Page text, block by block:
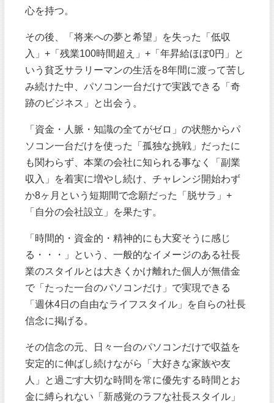
心を持つ。
その後、「将来への夢と希望」を失った「低収
入」+「残業100時間超え」+「年昇給ほぼ0円」と
いう貧乏サラリーマンの生活を8年間に渡って苦し
み続けた中、パソコン一台だけで実践できる「奇
跡のビジネス」と出会う。
「資金・人脈・知識の全てがゼロ」の状態からパ
ソコン一台だけを使った「孤独な挑戦」だったに
も関わらず、本業の会社に知られる事なく「副業
収入」を着実に増やし続け、チャレンジ開始わず
か8ヶ月という短期間で念願だった「脱サラ」+
「自分の会社設立」を果たす。
「時間的・資金的・精神的にも大変そうに感じ
る・・・」という、一般的なイメージのある社長
業のスタイルとは大きくかけ離れた個人が無借金
で「たった一台のパソコンだけ」で実現できる
「週休4日の自由なライフスタイル」を自らの社長
信念に掲げる。
その信念の元、日々一台のパソコンだけで収益を
安定的に伸ばし続けながら「大好きな家族や友
人」と過ごす大切な時間を常に優先する時間とお
金に縛られない「新感覚のラフな社長スタイル」